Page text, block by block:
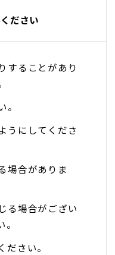
ださい
することがあり
うにしてくださ
場合がありま
る場合がござい
さい。